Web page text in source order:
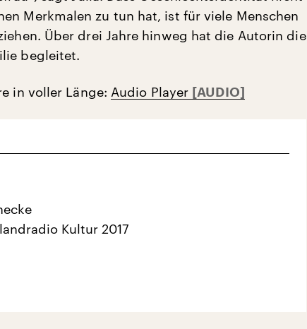
Merkmalen zu tun hat, ist für viele Menschen
Über drei Jahre hinweg hat die Autorin die
begleitet.
in voller Länge: Audio Player
Kultur 2017